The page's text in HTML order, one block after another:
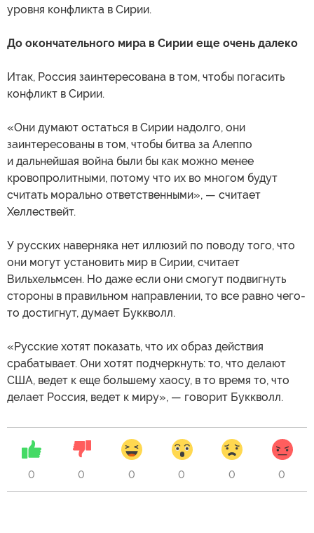
уровня конфликта в Сирии.
До окончательного мира в Сирии еще очень далеко
Итак, Россия заинтересована в том, чтобы погасить
конфликт в Сирии.
«Они думают остаться в Сирии надолго, они
заинтересованы в том, чтобы битва за Алеппо
и дальнейшая война были бы как можно менее
кровопролитными, потому что их во многом будут
считать морально ответственными», — считает
Хеллествейт.
У русских наверняка нет иллюзий по поводу того, что
они могут установить мир в Сирии, считает
Вильхельмсен. Но даже если они смогут подвигнуть
стороны в правильном направлении, то все равно чего-
то достигнут, думает Буккволл.
«Русские хотят показать, что их образ действия
срабатывает. Они хотят подчеркнуть: то, что делают
США, ведет к еще большему хаосу, в то время то, что
делает Россия, ведет к миру», — говорит Буккволл.
0 0 0 0 0 0